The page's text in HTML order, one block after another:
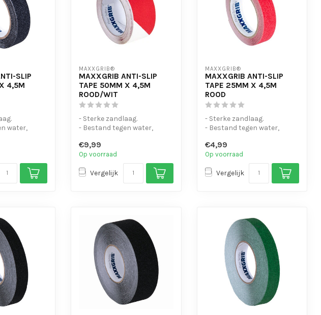
SLIP
4,5M
water,
MAXXGRIB®
MAXXGRIB ANTI-SLIP
TAPE 50MM X 4,5M
ROOD/WIT
- Sterke zandlaag.
- Bestand tegen water,
- Is eenvo...
€9,99
Op voorraad
Vergelijk
MAXXGRIB®
MAXXGRIB ANTI-SLIP
TAPE 25MM X 4,5M
ROOD
- Sterke zandlaag.
- Bestand tegen water,
- Is eenvo...
€4,99
Op voorraad
Vergelijk